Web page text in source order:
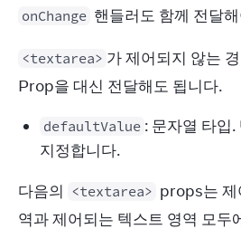
onChange 핸들러도 함께 전달
<textarea> 가 제어되지 않는
Prop을 대신 전달해도 됩니다.
defaultValue : 문자열 타입.
지정합니다.
다음의 <textarea> props는 제
역과 제어되는 텍스트 영역 모두